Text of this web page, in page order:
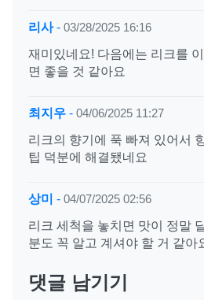
리사- 03/28/2025 16:16
재미있네요! 다음에는 리크를
면 좋을 것 같아요
최지우 - 04/06/2025 11:27
리크의 향기에 푹 빠져 있어서
팁 덕분에 해결됐네요
상미 - 04/07/2025 02:56
리크 세척을 놓치면 맛이 정말
분도 꼭 알고 계셔야 할 거 같아
댓글 남기기